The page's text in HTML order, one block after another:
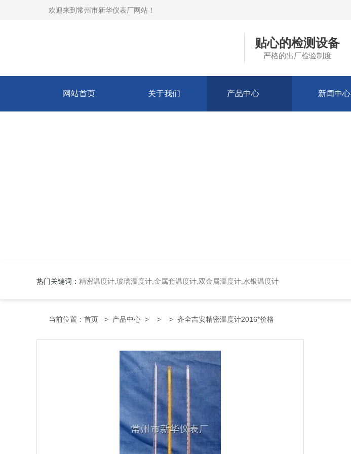
欢迎来到 常州市新华仪表厂网站 ！
贴心的检测设备
严格的出厂检验制度
网站首页 关于我们 产品中心 新闻中心
热门关键词： 精密温度计,玻璃温度计,金属套温度计,双金属温度计,水银温度计
当前位置： 首页 > 产品中心 > > > 齐全吉安精密温度计2016*价格